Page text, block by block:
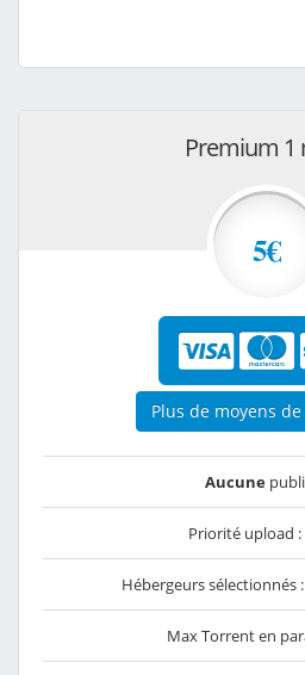
Premium 1
5€
Plus de moyens
Aucune
Priorité upload :
Hébergeurs sélectionnés :
Max Torrent en